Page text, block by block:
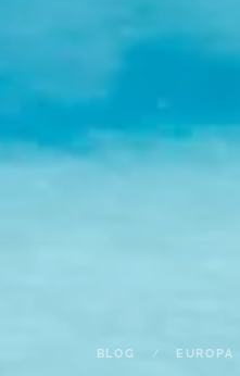
BLOG EUROPA